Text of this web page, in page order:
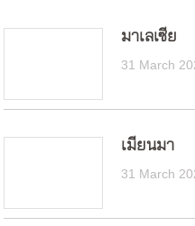
มาเลเซีย
31 March
เมียนมา
31 March